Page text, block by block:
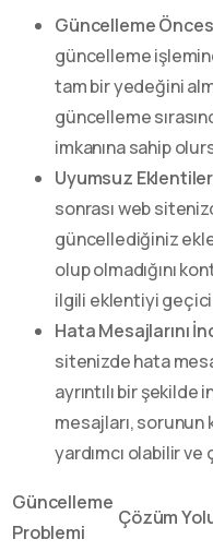
Güncelleme
güncelleme
tam bir yedeğini
güncelleme
imkanına sahip
Uyumsuz
sonrası web
güncellediğiniz
olup olmadığını
ilgili eklentiyi geçici
Hata Mesajlarını
sitenizde hata
ayrıntılı bir
mesajları, sorunun
yardımcı olabilir
Güncelleme
Problemi
Çözüm